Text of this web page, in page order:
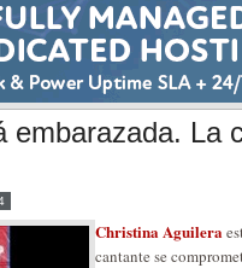
embarazada. La
Christina Aguilera
cantante se